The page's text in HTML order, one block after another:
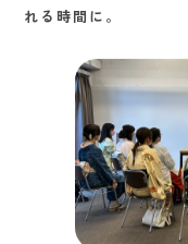
れる時間に。